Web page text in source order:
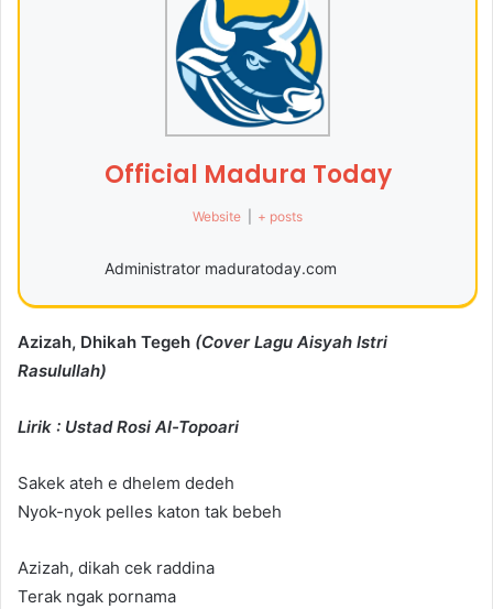
Official Madura Today
Website + posts
Administrator maduratoday.com
Azizah, Dhikah Tegeh (Cover Lagu Aisyah Istri
Rasulullah)
Lirik : Ustad Rosi Al-Topoari
Sakek ateh e dhelem dedeh
Nyok-nyok pelles katon tak bebeh
Azizah, dikah cek raddina
Terak ngak pornama